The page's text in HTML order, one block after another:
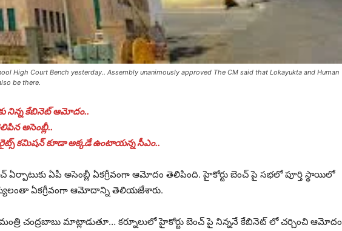
High Court Bench yesterday.. Assembly unanimously approved The CM said that Lokayukta and Human
be there.
కు నిన్న కేబినెట్ ఆమోదం..
అసెంబ్లీ..
కమిషన్ కూడా అక్కడే ఉంటాయన్న సీఎం..
ఏర్పాటుకు ఏపీ అసెంబ్లీ ఏకగ్రీవంగా ఆమోదం తెలిపింది. హైకోర్టు బెంచ్ పై సభలో పూర్తి స్థాయిలో
ఏకగ్రీవంగా ఆమోదాన్ని తెలియజేశారు.
చంద్రబాబు మాట్లాడుతూ… కర్నూలులో హైకోర్టు బెంచ్ పై నిన్ననే కేబినెట్ లో చర్చించి ఆమోదం